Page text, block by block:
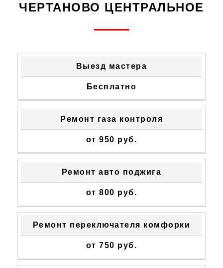
ЧЕРТАНОВО ЦЕНТРАЛЬНОЕ
СТОИМОСТЬ
Выезд мастера
Бесплатно
Ремонт газа контроля
от 950 руб.
Ремонт авто поджига
от 800 руб.
Ремонт переключателя комфорки
от 750 руб.